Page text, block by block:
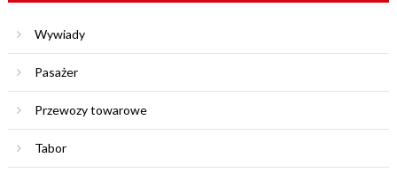
Wywiady
Pasażer
Przewozy towarowe
Tabor